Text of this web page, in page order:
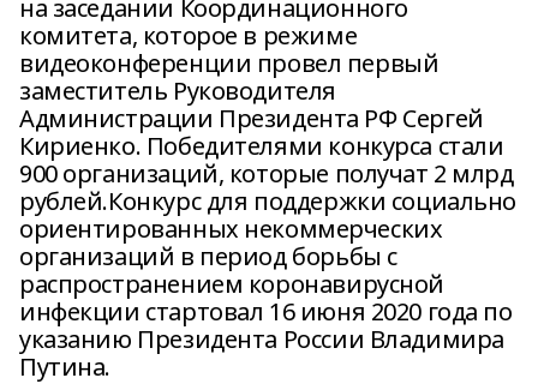
на заседании Координационного
комитета, которое в режиме
видеоконференции провел первый
заместитель Руководителя
Администрации Президента РФ Сергей
Кириенко. Победителями конкурса стали
900 организаций, которые получат 2 млрд
рублей.Конкурс для поддержки социально
ориентированных некоммерческих
организаций в период борьбы с
распространением коронавирусной
инфекции стартовал 16 июня 2020 года по
указанию Президента России Владимира
Путина.